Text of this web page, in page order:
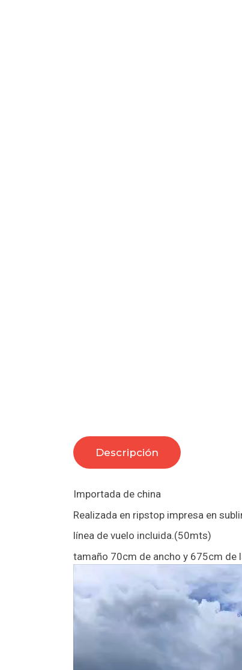
Descripción
Importada de china
Realizada en ripstop impresa en
línea de vuelo incluida.(50mts)
tamaño 70cm de ancho y 675cm de
de
vídeo